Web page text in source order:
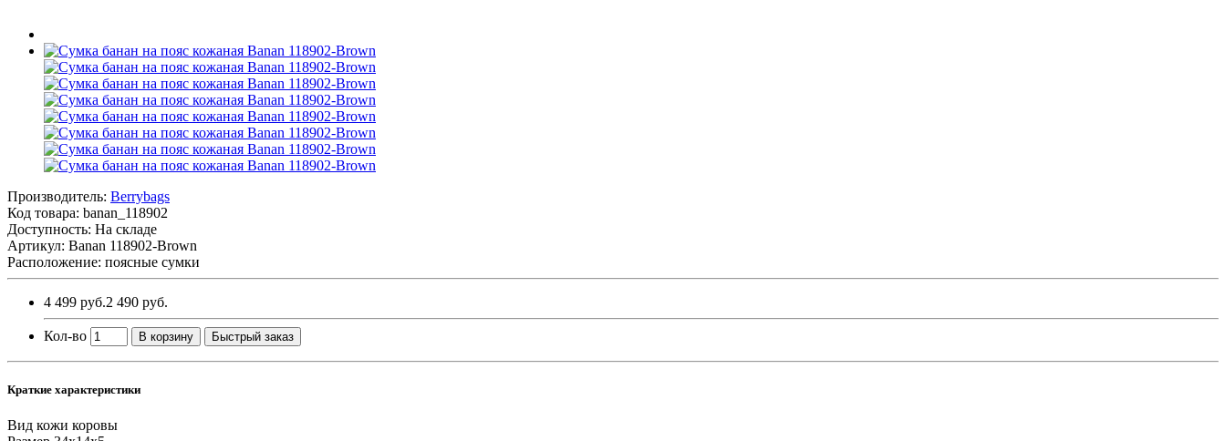
Производитель: Berrybags
Код товара: banan_118902
Доступность: На складе
Артикул: Banan 118902-Brown
Расположение: поясные сумки
4 499 руб.2 490 руб.
Кол-во В корзину Быстрый заказ
Краткие характеристики
Вид кожи коровы